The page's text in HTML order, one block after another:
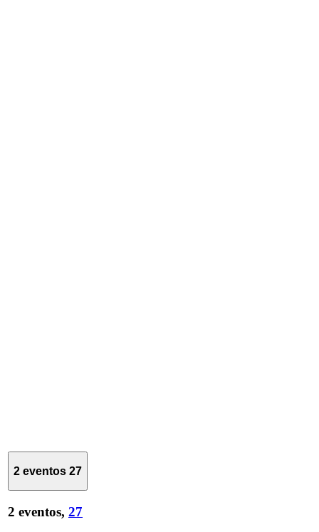
2 eventos 27
2 eventos, 27